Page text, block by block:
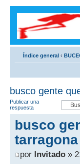
Índice general ‹
busco gente
Publicar una
respuesta
busco
tarragona
por Invitado »